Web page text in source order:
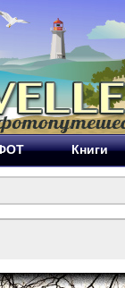
Книги